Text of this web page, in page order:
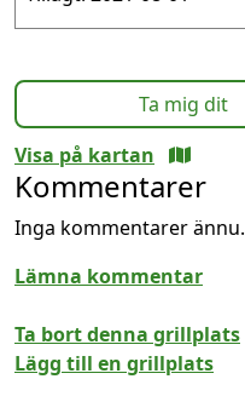
Ta mig dit
Visa på kartan
Kommentarer
Inga kommentarer ännu.
Lämna kommentar
Ta bort denna grillplats
Lägg till en grillplats